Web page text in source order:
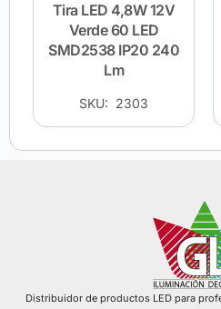
Tira LED 4,8W 12V
Verde 60 LED
SMD2538 IP20 240
Lm
SKU: 2303
Distribuidor de productos LED para